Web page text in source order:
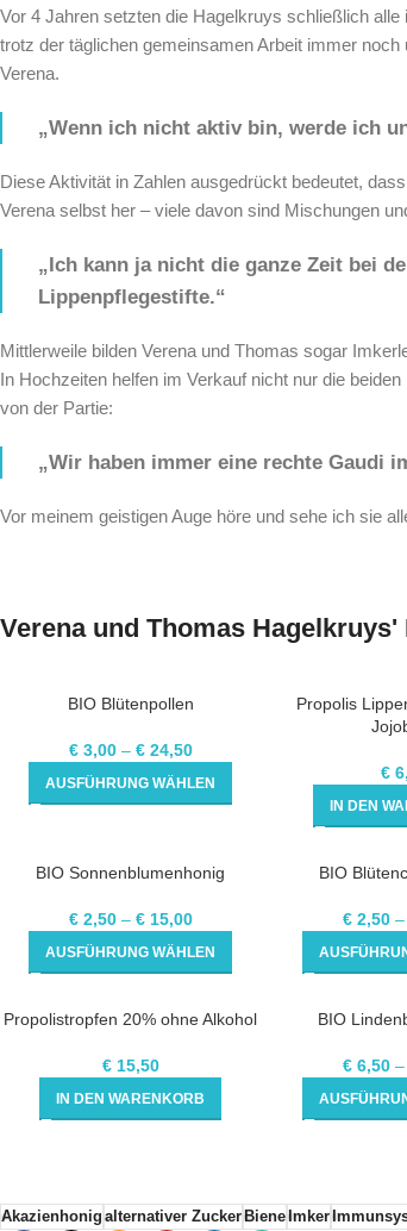
Vor 4 Jahren setzten die Hagelkruys schließlich
trotz der täglichen gemeinsamen Arbeit immer
Verena.
„Wenn ich nicht aktiv bin, werde ich
Diese Aktivität in Zahlen ausgedrückt bedeutet,
Verena selbst her – viele davon sind Mischungen
„Ich kann ja nicht die ganze Zeit bei
Lippenpflegestifte.“
Mittlerweile bilden Verena und Thomas sogar
In Hochzeiten helfen im Verkauf nicht nur die
von der Partie:
„Wir haben immer eine rechte Gaudi
Vor meinem geistigen Auge höre und sehe ich sie
Verena und Thomas
BIO Blütenpollen
€3,00– €24,50
AUSFÜHRUNG WÄHLEN
Propolis
€
IN DEN
BIO Sonnenblumenhonig
€2,50– €15,00
AUSFÜHRUNG WÄHLEN
BIO
€2,50–
Propolistropfen 20% ohne Alkohol
€15,50
IN DEN WARENKORB
BIO
€6,50–
Akazienhonig alternativer ZuckerBieneImker